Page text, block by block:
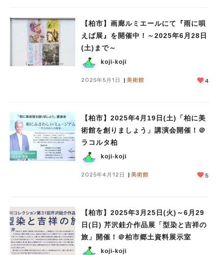
【柏市】画廊ルミエールにて『雨に唄
えば展』を開催中！～2025年6月28日
(土)まで～
koji-koji
2025年5月1日 美術館 4
【柏市】2025年4月19日(土)「柏に美
術館を創りましょう」講演会開催！＠
ラコルタ柏
koji-koji
2025年4月12日 美術館 5
【柏市】2025年3月25日(火)～6月29
日(日) 芹沢銈介作品展「型染と吉祥の
旅」開催！＠柏市郷土資料展示室
koji-koji